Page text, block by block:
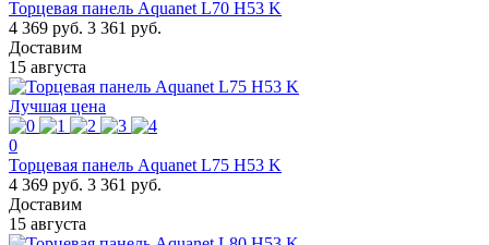
Торцевая панель Aquanet L70 H53 K
4 369 руб. 3 361 руб.
Доставим
15 августа
Лучшая цена
0
Торцевая панель Aquanet L75 H53 K
4 369 руб. 3 361 руб.
Доставим
15 августа